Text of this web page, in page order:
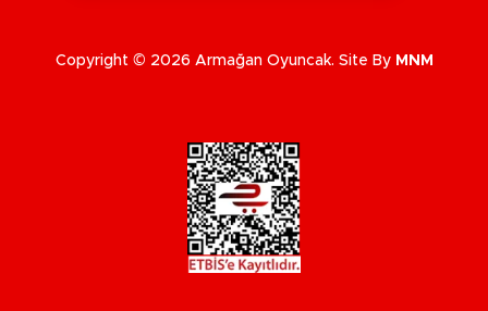
Copyright © 2026 Armağan Oyuncak. Site By MNM